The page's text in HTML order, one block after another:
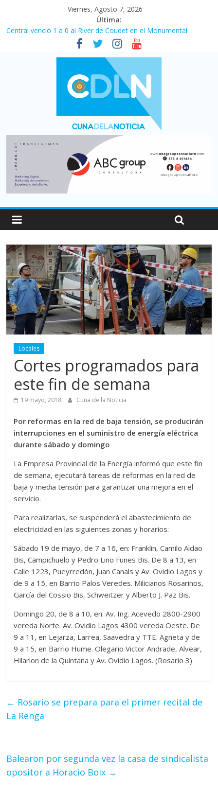
Viernes, Agosto 7, 2026
Última:
Central venció 1 a 0 al River de Coudet en el Monumental
La morosidad alcanzó su nivel más alto en dos décadas y ya
afecta a 400 mil deudores en Santa Fe
Desde que asumió Milei cerraron 41.000 kioscos: el sector
denuncia crisis como en 2001
Vacaciones de invierno con más movimiento y consumo
turístico: 4,6 millones de personas viajaron por el país, un 5,9%
Fuerte caída de la venta de autos usados en julio: bajó un 12,6%
Locales
Cortes programados para
este fin de semana
19 mayo, 2018 Cuna de la Noticia
Por reformas en la red de baja tensión, se producirán
interrupciones en el suministro de energía eléctrica
durante sábado y domingo
La Empresa Provincial de la Energía informó que este fin
de semana, ejecutará tareas de reformas en la red de
baja y media tensión para garantizar una mejora en el
servicio.
Para realizarlas, se suspenderá el abastecimiento de
electricidad en las siguientes zonas y horarios:
Sábado 19 de mayo, de 7 a 16, en: Franklin, Camilo Aldao
Bis, Campichuelo y Pedro Lino Funes Bis. De 8 a 13, en
Calle 1223, Pueyrredón, Juan Canals y Av. Ovidio Lagos y
de 9 a 15, en Barrio Palos Veredes. Milicianos Rosarinos,
García del Cossio Bis, Schweitzer y Alberto J. Paz Bis.
Domingo 20, de 8 a 10, en: Av. Ing. Acevedo 2800-2900
vereda Norte. Av. Ovidio Lagos 4300 vereda Oeste. De
9 a 11, en Lejarza, Larrea, Saavedra y TTE. Agneta y de
9 a 15, en Barrio Hume. Olegario Victor Andrade, Alvear,
Hilarion de la Quintana y Av. Ovidio Lagos. (Rosario 3)
← Rosario se prepara para el primer recital de
La Renga
Balearon por segunda vez la casa de sindicalista
opositor a Horacio Boix →